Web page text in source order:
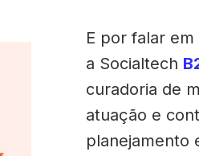
E por falar
a Socialtech
curadoria de
atuação e
planejamento